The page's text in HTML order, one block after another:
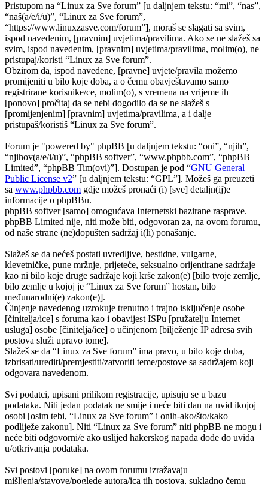
Pristupom na “Linux za Sve forum” [u daljnjem tekstu: “mi”, “nas”,
“naš(a/e/i/u)”, “Linux za Sve forum”,
“https://www.linuxzasve.com/forum”], moraš se slagati sa svim,
ispod navedenim, [pravnim] uvjetima/pravilima. Ako se ne slažeš sa
svim, ispod navedenim, [pravnim] uvjetima/pravilima, molim(o), ne
pristupaj/koristi “Linux za Sve forum”.
Obzirom da, ispod navedene, [pravne] uvjete/pravila možemo
promijeniti u bilo koje doba, a o čemu obavještavamo samo
registrirane korisnike/ce, molim(o), s vremena na vrijeme ih
[ponovo] pročitaj da se nebi dogodilo da se ne slažeš s
[promijenjenim] [pravnim] uvjetima/pravilima, a i dalje
pristupaš/koristiš “Linux za Sve forum”.
Forum je "powered by" phpBB [u daljnjem tekstu: “oni”, “njih”,
“njihov(a/e/i/u)”, “phpBB softver”, “www.phpbb.com”, “phpBB
Limited”, “phpBB Tim(ovi)”]. Dostupan je pod “GNU General
Public License v2” [u daljnjem tekstu: “GPL”]. Možeš ga preuzeti
sa www.phpbb.com gdje možeš pronaći (i) [sve] detaljn(ij)e
informacije o phpBBu.
phpBB softver [samo] omogućava Internetski bazirane rasprave.
phpBB Limited nije, niti može biti, odgovoran za, na ovom forumu,
od naše strane (ne)dopušten sadržaj i(li) ponašanje.
Slažeš se da nećeš postati uvredljive, bestidne, vulgarne,
klevetničke, pune mržnje, prijeteće, seksualno orijentirane sadržaje
kao ni bilo koje druge sadržaje koji krše zakon(e) [bilo tvoje zemlje,
bilo zemlje u kojoj je “Linux za Sve forum” hostan, bilo
međunarodni(e) zakon(e)].
Činjenje navedenog uzrokuje trenutno i trajno isključenje osobe
[činitelja/ice] s foruma kao i obavijest ISPu [pružatelju Internet
usluga] osobe [činitelja/ice] o učinjenom [bilježenje IP adresa svih
postova služi upravo tome].
Slažeš se da “Linux za Sve forum” ima pravo, u bilo koje doba,
izbrisati/urediti/premjestiti/zatvoriti teme/postove sa sadržajem koji
odgovara navedenom.
Svi podatci, upisani prilikom registracije, upisuju se u bazu
podataka. Niti jedan podatak ne smije i neće biti dan na uvid ikojoj
osobi [osim tebi, “Linux za Sve forum” i onih-ako/što/kako
podliježe zakonu]. Niti “Linux za Sve forum” niti phpBB ne mogu i
neće biti odgovorni/e ako uslijed hakerskog napada dođe do uvida
u/otkrivanja podataka.
Svi postovi [poruke] na ovom forumu izražavaju
mišljenja/stavove/poglede autora/ica tih postova, sukladno čemu